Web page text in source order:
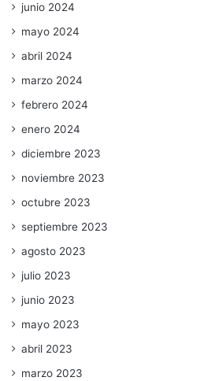
junio 2024
mayo 2024
abril 2024
marzo 2024
febrero 2024
enero 2024
diciembre 2023
noviembre 2023
octubre 2023
septiembre 2023
agosto 2023
julio 2023
junio 2023
mayo 2023
abril 2023
marzo 2023